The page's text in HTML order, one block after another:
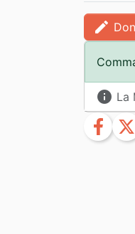
edit
info La
facebook twitter